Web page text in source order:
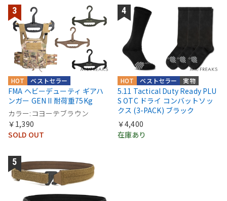
ベストセラー
HOT
FMA ヘビーデューティ ギアハ
ンガー GEN II 耐荷重75Kg
カラー:コヨーテブラウン
￥1,390
SOLD OUT
実物
ベストセラー
HOT
5.11 Tactical Duty Ready PLU
S OTC ドライ コンバットソッ
クス (3-PACK) ブラック
￥4,400
在庫あり